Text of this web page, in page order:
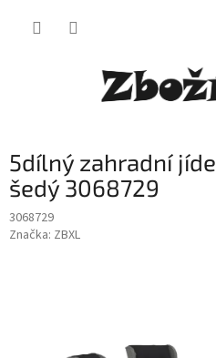
5dílný zahradní
šedý 3068729
3068729
Značka: ZBXL